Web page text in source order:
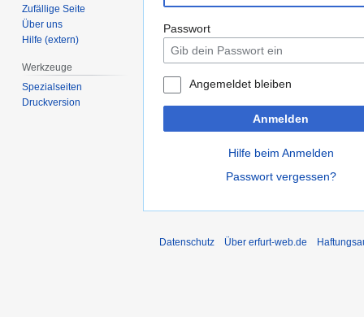
Passwort
Angemeldet bleiben
Anmelden
Hilfe beim Anmelden
Passwort vergessen?
Zufällige Seite
Über uns
Hilfe (extern)
Werkzeuge
Spezialseiten
Druckversion
Datenschutz Über erfurt-web.de